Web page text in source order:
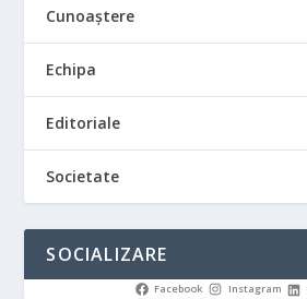
Cunoaștere
Echipa
Editoriale
Societate
SOCIALIZARE
Facebook Instagram